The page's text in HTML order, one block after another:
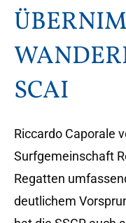
SCAI
Riccardo Caporale
Surfgemeinschaft
Regatten
deutlichem